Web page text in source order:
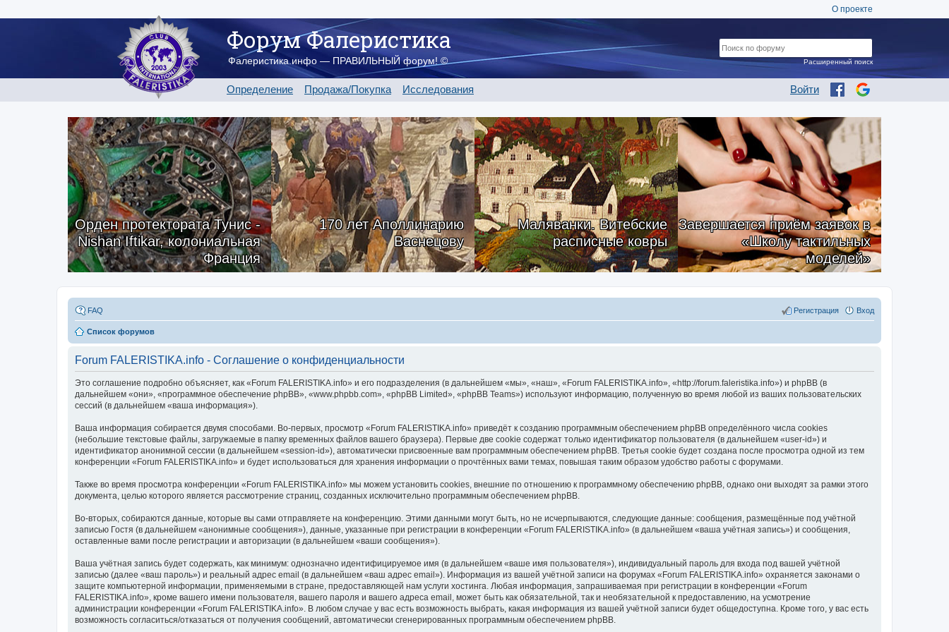
О проекте
Форум Фалеристика
Фалеристика.инфо — ПРАВИЛЬНЫЙ форум! ©
Определение Продажа/Покупка Исследования Войти
Расширенный поиск
Орден протектората Тунис -
Nishan Iftikar, колониальная
Франция
170 лет Аполлинарию
Васнецову
Маляванки. Витебские
расписные ковры
Завершается приём заявок в
«Школу тактильных
моделей»
FAQ Вход
Регистрация
Список форумов
Forum FALERISTIKA.info - Соглашение о конфиденциальности
Это соглашение подробно объясняет, как «Forum FALERISTIKA.info» и его подразделения (в дальнейшем «мы», «наш», «Forum FALERISTIKA.info», «http://forum.faleristika.info») и phpBB (в
дальнейшем «они», «программное обеспечение phpBB», «www.phpbb.com», «phpBB Limited», «phpBB Teams») используют информацию, полученную во время любой из ваших пользовательских
сессий (в дальнейшем «ваша информация»).
Ваша информация собирается двумя способами. Во-первых, просмотр «Forum FALERISTIKA.info» приведёт к созданию программным обеспечением phpBB определённого числа cookies
(небольшие текстовые файлы, загружаемые в папку временных файлов вашего браузера). Первые две cookie содержат только идентификатор пользователя (в дальнейшем «user-id») и
идентификатор анонимной сессии (в дальнейшем «session-id»), автоматически присвоенные вам программным обеспечением phpBB. Третья cookie будет создана после просмотра одной из тем
конференции «Forum FALERISTIKA.info» и будет использоваться для хранения информации о прочтённых вами темах, повышая таким образом удобство работы с форумами.
Также во время просмотра конференции «Forum FALERISTIKA.info» мы можем установить cookies, внешние по отношению к программному обеспечению phpBB, однако они выходят за рамки этого
документа, целью которого является рассмотрение страниц, созданных исключительно программным обеспечением phpBB.
Во-вторых, собираются данные, которые вы сами отправляете на конференцию. Этими данными могут быть, но не исчерпываются, следующие данные: сообщения, размещённые под учётной
записью Гостя (в дальнейшем «анонимные сообщения»), данные, указанные при регистрации в конференции «Forum FALERISTIKA.info» (в дальнейшем «ваша учётная запись») и сообщения,
оставленные вами после регистрации и авторизации (в дальнейшем «ваши сообщения»).
Ваша учётная запись будет содержать, как минимум: однозначно идентифицируемое имя (в дальнейшем «ваше имя пользователя»), индивидуальный пароль для входа под вашей учётной
записью (далее «ваш пароль») и реальный адрес email (в дальнейшем «ваш адрес email»). Информация из вашей учётной записи на форумах «Forum FALERISTIKA.info» охраняется законами о
защите компьютерной информации, применяемыми в стране, предоставляющей нам услуги хостинга. Любая информация, запрашиваемая при регистрации в конференции «Forum
FALERISTIKA.info», кроме вашего имени пользователя, вашего пароля и вашего адреса email, может быть как обязательной, так и необязательной к предоставлению, на усмотрение
администрации конференции «Forum FALERISTIKA.info». В любом случае у вас есть возможность выбрать, какая информация из вашей учётной записи будет общедоступна. Кроме того, у вас есть
возможность согласиться/отказаться от получения сообщений, автоматически сгенерированных программным обеспечением phpBB.